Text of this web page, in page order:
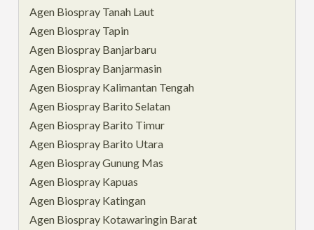
Agen Biospray Tanah Laut
Agen Biospray Tapin
Agen Biospray Banjarbaru
Agen Biospray Banjarmasin
Agen Biospray Kalimantan Tengah
Agen Biospray Barito Selatan
Agen Biospray Barito Timur
Agen Biospray Barito Utara
Agen Biospray Gunung Mas
Agen Biospray Kapuas
Agen Biospray Katingan
Agen Biospray Kotawaringin Barat